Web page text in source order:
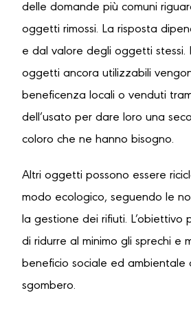
delle domande più comuni
oggetti rimossi. La risposta
e dal valore degli oggetti stessi.
oggetti ancora utilizzabili
beneficenza locali o venduti
dell’usato per dare loro una
coloro che ne hanno bisogno.
Altri oggetti possono essere
modo ecologico, seguendo le
la gestione dei rifiuti. L’obiettivo
di ridurre al minimo gli sprechi e
beneficio sociale ed ambientale
sgombero.